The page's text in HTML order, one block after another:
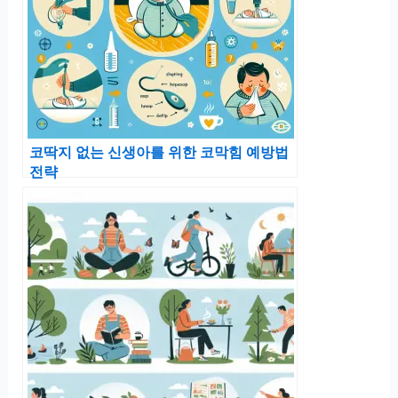
코딱지 없는 신생아를 위한 코막힘 예방법
전략